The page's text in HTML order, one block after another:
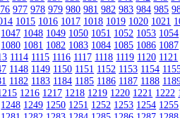
977 978 979 980 981 982 983 984 985
1015 1016 1017 1018 1019 1020 1021
1047 1048 1049 1050 1051 1052 1053 1054
1080 1081 1082 1083 1084 1085 1086 1087
1114 1115 1116 1117 1118 1119 1120 1121
1148 1149 1150 1151 1152 1153 1154
1182 1183 1184 1185 1186 1187 1188
1216 1217 1218 1219 1220 1221 1222
1248 1249 1250 1251 1252 1253 1254 1255